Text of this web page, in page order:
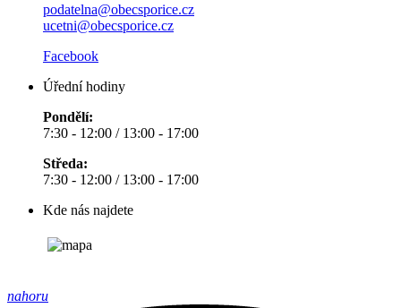
podatelna@obecsporice.cz
ucetni@obecsporice.cz
Facebook
Úřední hodiny
Pondělí:
7:30 - 12:00 / 13:00 - 17:00
Středa:
7:30 - 12:00 / 13:00 - 17:00
Kde nás najdete
nahoru